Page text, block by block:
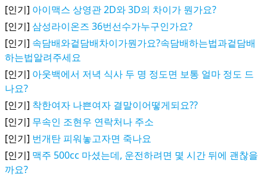
[인기] 아이맥스 상영관 2D와 3D의 차이가 뭔가요?
[인기] 삼성라이온즈 36번선수가누구인가요?
[인기] 속담배와겉담배차이가뭔가요?속담배하는법과겉담배
하는법알려주세요
[인기] 아웃백에서 저녁 식사 두 명 정도면 보통 얼마 정도 드
나요?
[인기] 착한여자 나쁜여자 결말이어떻게되요??
[인기] 무속인 조현우 연락처나 주소
[인기] 번개탄 피워놓고자면 죽나요
[인기] 맥주 500cc 마셨는데, 운전하려면 몇 시간 뒤에 괜찮을
까요?